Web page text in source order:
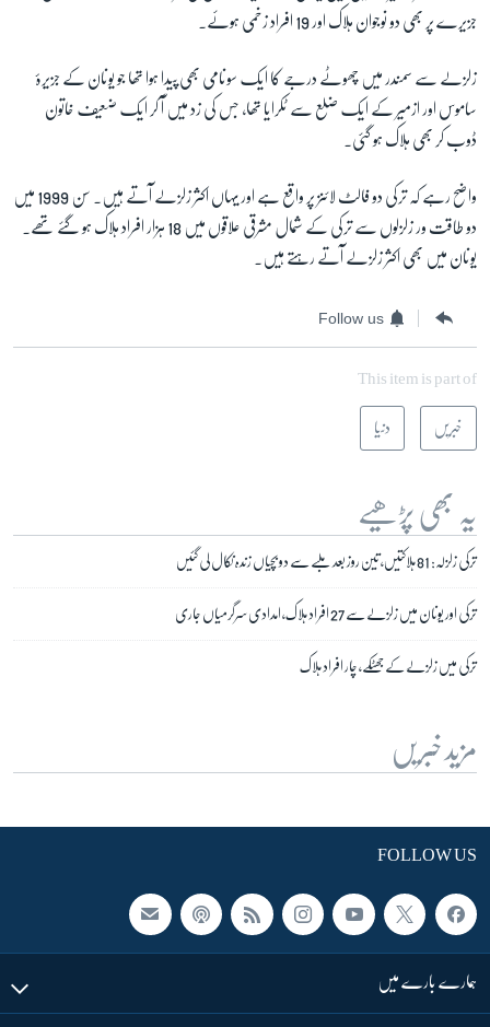
جزیرے پر بھی دو نوجوان ہلاک اور 19 افراد زخمی ہوئے۔
زلزلے سے سمندر میں چھوٹے درجے کا ایک سونامی بھی پیدا ہوا تھا جو یونان کے جزیرۂ
ساموس اور ازمیر کے ایک ضلع سے ٹکرایا تھا، جس کی زد میں آ کر ایک ضعیف خاتون
ڈوب کر بھی ہلاک ہو گئی۔
واضح رہے کہ ترکی دو فالٹ لائنز پر واقع ہے اور یہاں اکثر زلزلے آتے ہیں۔ سن 1999 میں
دو طاقت ور زلزلوں سے ترکی کے شمال مشرقی علاقوں میں 18 ہزار افراد ہلاک ہو گئے تھے۔
یونان میں بھی اکثر زلزلے آتے رہتے ہیں۔
Follow us
This item is part of
خبریں دنیا
یہ بھی پڑھیے
ترکی زلزلہ: 81 ہلاکتیں، تین روز بعد ملبے سے دو بچیاں زندہ نکال لی گئیں
ترکی اور یونان میں زلزلے سے 27 افراد ہلاک، امدادی سرگرمیاں جاری
ترکی میں زلزلے کے جھٹکے، چار افراد ہلاک
مزید خبریں
FOLLOW US
ہمارے بارے میں